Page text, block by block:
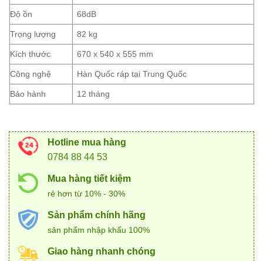
Độ ồn 68dB
Trọng lượng 82 kg
Kích thước 670 x 540 x 555 mm
Công nghệ Hàn Quốc ráp tại Trung Quốc
Bảo hành 12 tháng
Hotline mua hàng
0784 88 44 53
Mua hàng tiết kiệm
rẻ hơn từ 10% - 30%
Sản phẩm chính hãng
sản phẩm nhập khẩu 100%
Giao hàng nhanh chóng